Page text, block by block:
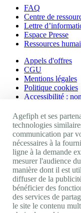
FAQ
Centre de
Lettre
Espace Presse
Ressources
Appels d'offres
CGU
Mentions légales
Politique cookies
Accessibilité :
Nos autres
Site portail
Activateur de
Handinnov
Innovation et
Université du
Service AppuiPro
Nous suivre
Agefiph et ses
technologies
communication par
nécessaires à la
ligne à la demande
mesurer l'audience
manière dont il est
diffuser de la
bénéficier des
des services de
le site le contenu